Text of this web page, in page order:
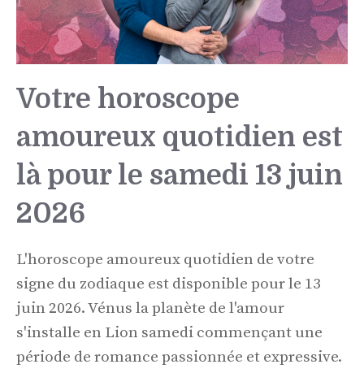
Votre horoscope
amoureux quotidien est
là pour le samedi 13 juin
2026
L'horoscope amoureux quotidien de votre
signe du zodiaque est disponible pour le 13
juin 2026. Vénus la planète de l'amour
s'installe en Lion samedi commençant une
période de romance passionnée et expressive.